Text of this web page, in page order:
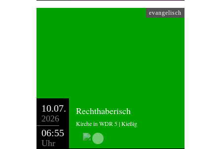
evangelisch
10.07.
2026
06:55
Uhr
Rechthaberisch
Kirche in WDR 5 | Kießig